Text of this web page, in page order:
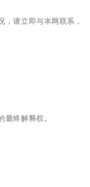
请立即与本网联系，
终解释权。